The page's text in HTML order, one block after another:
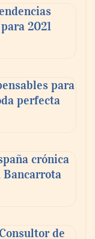
una
el
2021
para
perfecta
crónica
Bancarrota
de